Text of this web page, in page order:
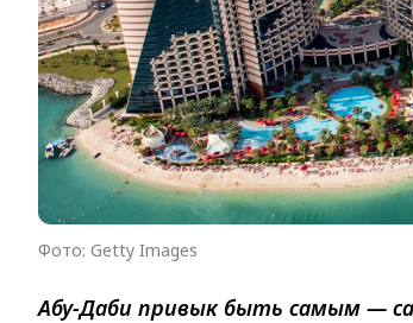
Фото: Getty Images
Абу-Даби привык быть самым —